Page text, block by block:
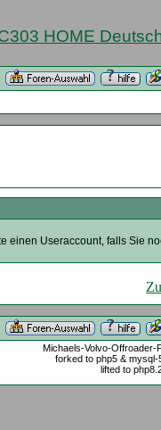
HOME
einen Useraccount, falls Sie
Michaels-Volvo-
forked to php5 &
lifted to